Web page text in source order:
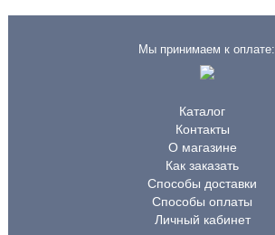
Мы принимаем к оплате:
Каталог
Контакты
О магазине
Как заказать
Способы доставки
Способы оплаты
Личный кабинет